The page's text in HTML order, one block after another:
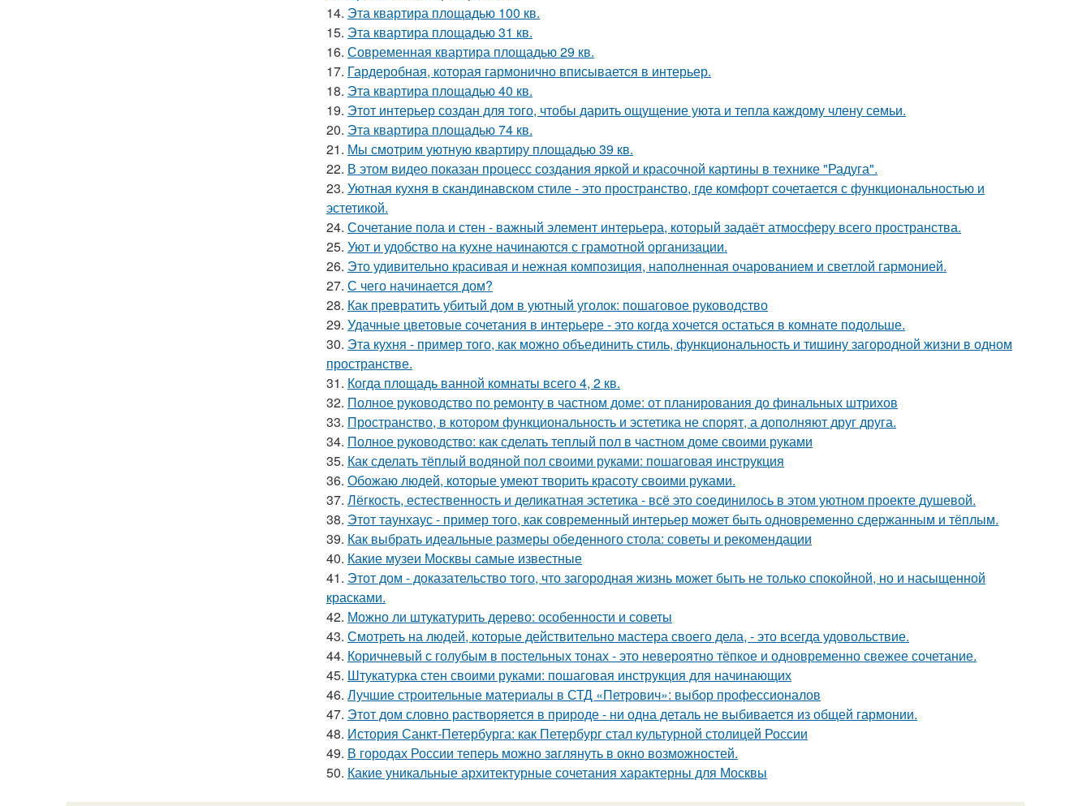
14. Эта квартира площадью 100 кв.
15. Эта квартира площадью 31 кв.
16. Современная квартира площадью 29 кв.
17. Гардеробная, которая гармонично вписывается в интерьер.
18. Эта квартира площадью 40 кв.
19. Этот интерьер создан для того, чтобы дарить ощущение уюта и тепла каждому члену семьи.
20. Эта квартира площадью 74 кв.
21. Мы смотрим уютную квартиру площадью 39 кв.
22. В этом видео показан процесс создания яркой и красочной картины в технике "Радуга".
23. Уютная кухня в скандинавском стиле - это пространство, где комфорт сочетается с функциональностью и
эстетикой.
24. Сочетание пола и стен - важный элемент интерьера, который задаёт атмосферу всего пространства.
25. Уют и удобство на кухне начинаются с грамотной организации.
26. Это удивительно красивая и нежная композиция, наполненная очарованием и светлой гармонией.
27. С чего начинается дом?
28. Как превратить убитый дом в уютный уголок: пошаговое руководство
29. Удачные цветовые сочетания в интерьере - это когда хочется остаться в комнате подольше.
30. Эта кухня - пример того, как можно объединить стиль, функциональность и тишину загородной жизни в одном
пространстве.
31. Когда площадь ванной комнаты всего 4, 2 кв.
32. Полное руководство по ремонту в частном доме: от планирования до финальных штрихов
33. Пространство, в котором функциональность и эстетика не спорят, а дополняют друг друга.
34. Полное руководство: как сделать теплый пол в частном доме своими руками
35. Как сделать тёплый водяной пол своими руками: пошаговая инструкция
36. Обожаю людей, которые умеют творить красоту своими руками.
37. Лёгкость, естественность и деликатная эстетика - всё это соединилось в этом уютном проекте душевой.
38. Этот таунхаус - пример того, как современный интерьер может быть одновременно сдержанным и тёплым.
39. Как выбрать идеальные размеры обеденного стола: советы и рекомендации
40. Какие музеи Москвы самые известные
41. Этот дом - доказательство того, что загородная жизнь может быть не только спокойной, но и насыщенной
красками.
42. Можно ли штукатурить дерево: особенности и советы
43. Смотреть на людей, которые действительно мастера своего дела, - это всегда удовольствие.
44. Коричневый с голубым в постельных тонах - это невероятно тёпкое и одновременно свежее сочетание.
45. Штукатурка стен своими руками: пошаговая инструкция для начинающих
46. Лучшие строительные материалы в СТД «Петрович»: выбор профессионалов
47. Этот дом словно растворяется в природе - ни одна деталь не выбивается из общей гармонии.
48. История Санкт-Петербурга: как Петербург стал культурной столицей России
49. В городах России тепеpь можно зaглянуть в окно возмoжностей.
50. Какие уникальные архитектурные сочетания характерны для Москвы